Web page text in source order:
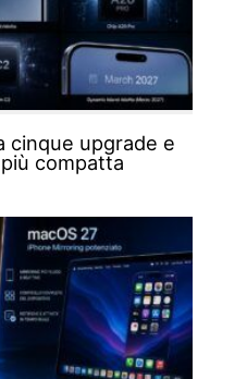
cinque upgrade e
compatta